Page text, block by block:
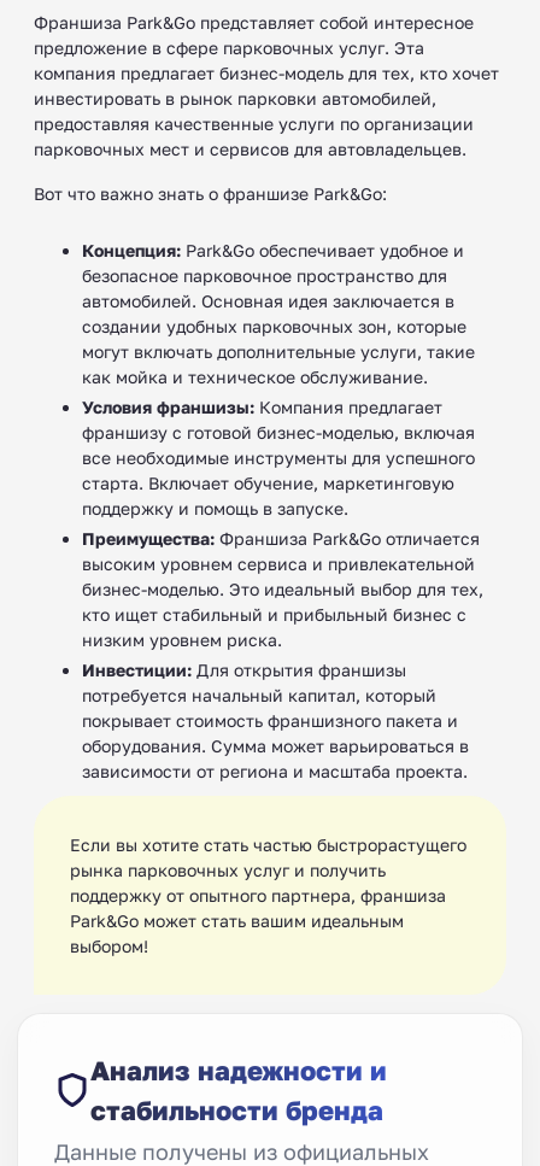
Франшиза Park&Go представляет собой интересное
предложение в сфере парковочных услуг. Эта
компания предлагает бизнес-модель для тех, кто хочет
инвестировать в рынок парковки автомобилей,
предоставляя качественные услуги по организации
парковочных мест и сервисов для автовладельцев.
Вот что важно знать о франшизе Park&Go:
Концепция: Park&Go обеспечивает удобное и
безопасное парковочное пространство для
автомобилей. Основная идея заключается в
создании удобных парковочных зон, которые
могут включать дополнительные услуги, такие
как мойка и техническое обслуживание.
Условия франшизы: Компания предлагает
франшизу с готовой бизнес-моделью, включая
все необходимые инструменты для успешного
старта. Включает обучение, маркетинговую
поддержку и помощь в запуске.
Преимущества: Франшиза Park&Go отличается
высоким уровнем сервиса и привлекательной
бизнес-моделью. Это идеальный выбор для тех,
кто ищет стабильный и прибыльный бизнес с
низким уровнем риска.
Инвестиции: Для открытия франшизы
потребуется начальный капитал, который
покрывает стоимость франшизного пакета и
оборудования. Сумма может варьироваться в
зависимости от региона и масштаба проекта.
Если вы хотите стать частью быстрорастущего
рынка парковочных услуг и получить
поддержку от опытного партнера, франшиза
Park&Go может стать вашим идеальным
выбором!
Анализ надежности и
стабильности бренда
Данные получены из официальных